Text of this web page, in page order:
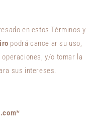
en estos Términos y
podrá cancelar su uso,
y/o tomar la
sus intereses.